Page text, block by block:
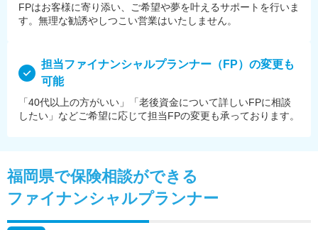
FPはお客様に寄り添い、ご希望や夢を叶えるサポートを⾏いま
す。無理な勧誘やしつこい営業はいたしません。
担当ファイナンシャルプランナー（FP）の変更も
可能
「40代以上の方がいい」「老後資金について詳しいFPに相談
したい」などご希望に応じて担当FPの変更も承っております。
福岡県で保険相談ができる
ファイナンシャルプランナー